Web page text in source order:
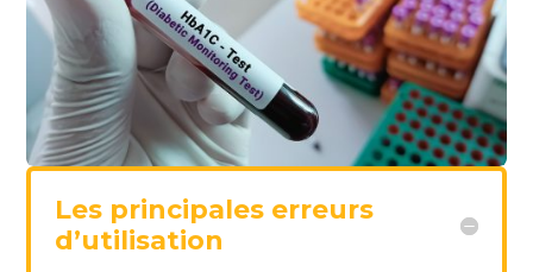
Les principales erreurs
d’utilisation